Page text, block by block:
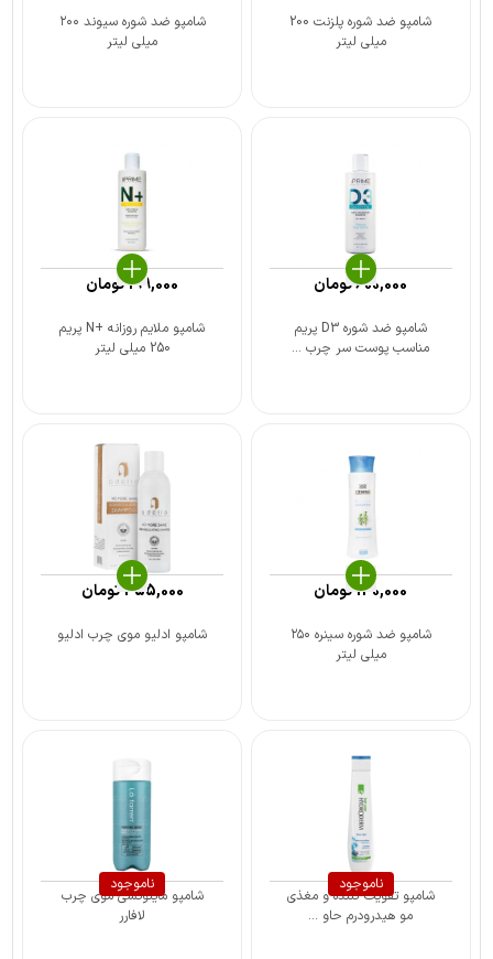
شامپو ضد شوره پلزنت 200
میلی لیتر
شامپو ضد شوره سیوند ۲۰۰
میلی لیتر
شامپو ضد شوره D3 پریم
مناسب پوست سر چرب ...
600,000تومان
شامپو ملایم روزانه +N پریم
250 میلی لیتر
199,000تومان
شامپو ضد شوره سینره ۲۵۰
میلی لیتر
130,000تومان
شامپو ادلیو موی چرب ادلیو
455,000تومان
ناموجود
شامپو تقویت کننده و مغذی
مو هیدرودرم حاو ...
ناموجود
شامپو ماینوکسی موی چرب
لافارر